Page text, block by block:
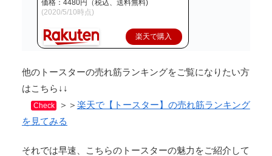
価格：4480円（税込、送料無料)
(2020/5/10時点)
楽天で購入
他のトースターの売れ筋ランキングをご覧になりたい方
はこちら↓↓
Check ＞＞ 楽天で【トースター】の売れ筋ランキング
を見てみる
それでは早速、こちらのトースターの魅力をご紹介して